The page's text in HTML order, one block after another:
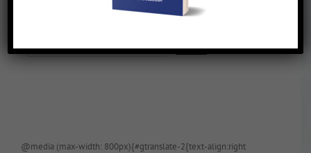
@media (max-width: 800px){#gtranslate-2{text-align:right